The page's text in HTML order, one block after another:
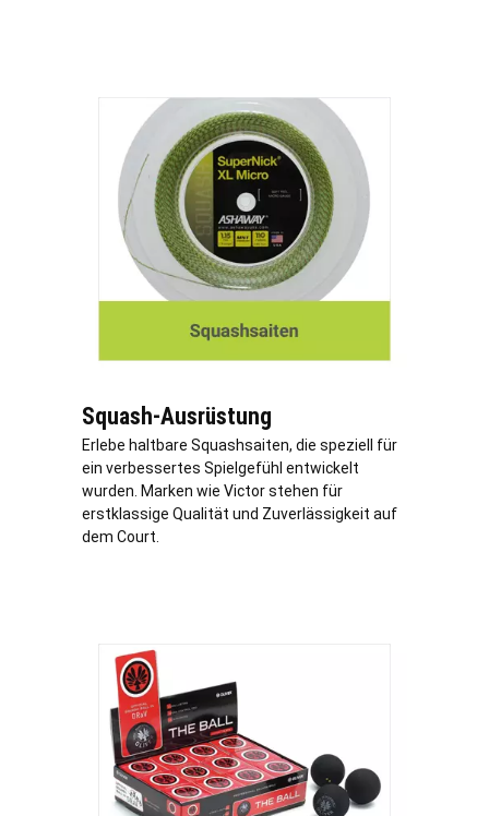
Squash-Ausrüstung
Erlebe haltbare Squashsaiten, die speziell für
ein verbessertes Spielgefühl entwickelt
wurden. Marken wie Victor stehen für
erstklassige Qualität und Zuverlässigkeit auf
dem Court.